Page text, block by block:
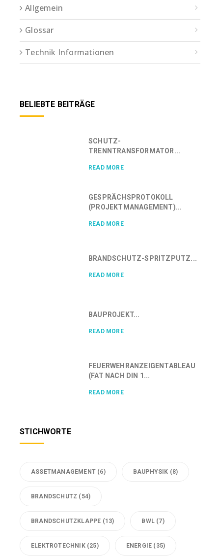
Allgemein
Glossar
Technik Informationen
BELIEBTE BEITRÄGE
SCHUTZ-
TRENNTRANSFORMATOR...
READ MORE
GESPRÄCHSPROTOKOLL
(PROJEKTMANAGEMENT)...
READ MORE
BRANDSCHUTZ-SPRITZPUTZ...
READ MORE
BAUPROJEKT...
READ MORE
FEUERWEHRANZEIGENTABLEAU
(FAT NACH DIN 1...
READ MORE
STICHWORTE
ASSETMANAGEMENT (6) BAUPHYSIK (8)
BRANDSCHUTZ (54)
BRANDSCHUTZKLAPPE (13) BWL (7)
ELEKTROTECHNIK(25) ENERGIE (35)